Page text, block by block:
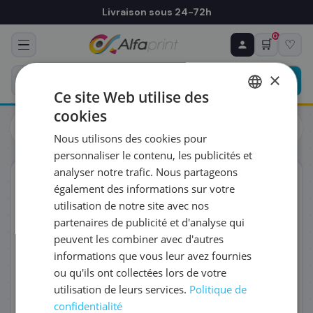
Livraison sous 24-72h
🛒
0
♡
Cartouches
HP
ORIGINAL
♻ COMMANDE RÉCURRENTE
Prévoyez & économisez
Programmez votre prochain achat — notre équipe
vous prépare un devis personnalisé
RÉFÉRENCE DU PRODUIT
FRÉQUENCE
QUANTITÉ PAR LIVRAISON
DATE DE PREMIÈRE LIVRAISON SOUHAITÉE
×
Ce site Web utilise des
cookies
Nous utilisons des cookies pour
personnaliser le contenu, les publicités et
analyser notre trafic. Nous partageons
également des informations sur votre
utilisation de notre site avec nos
partenaires de publicité et d'analyse qui
peuvent les combiner avec d'autres
informations que vous leur avez fournies
ou qu'ils ont collectées lors de votre
utilisation de leurs services. Politique de
confidentialité